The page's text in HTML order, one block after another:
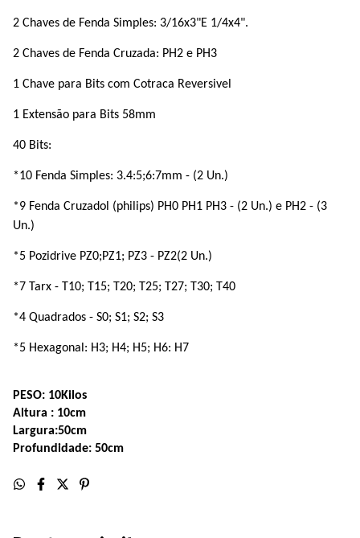
2 Chaves de Fenda Simples: 3/16x3"E 1/4x4".
2 Chaves de Fenda Cruzada: PH2 e PH3
1 Chave para Bits com Cotraca Reversivel
1 Extensão para Bits 58mm
40 Bits:
*10 Fenda Simples: 3.4:5;6:7mm - (2 Un.)
*9 Fenda Cruzadol (philips) PH0 PH1 PH3 - (2 Un.) e PH2 - (3
Un.)
*5 Pozidrive PZ0;PZ1; PZ3 - PZ2(2 Un.)
*7 Tarx - T10; T15; T20; T25; T27; T30; T40
*4 Quadrados - S0; S1; S2; S3
*5 Hexagonal: H3; H4; H5; H6: H7
PESO: 10Kilos
Altura : 10cm
Largura:50cm
Profundidade: 50cm